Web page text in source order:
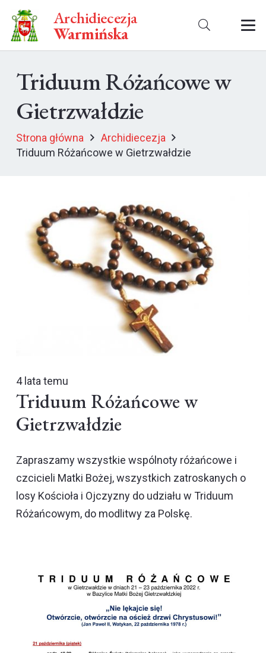
Archidiecezja
Warmińska
Triduum Różańcowe w
Gietrzwałdzie
Strona główna
Archidiecezja
Triduum Różańcowe w Gietrzwałdzie
4 lata temu
Triduum Różańcowe w
Gietrzwałdzie
Zapraszamy wszystkie wspólnoty różańcowe i
czcicieli Matki Bożej, wszystkich zatroskanych o
losy Kościoła i Ojczyzny do udziału w Triduum
Różańcowym, do modlitwy za Polskę.